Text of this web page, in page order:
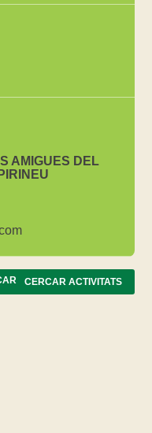
AMIGUES DEL
CERCAR ACTIVITATS